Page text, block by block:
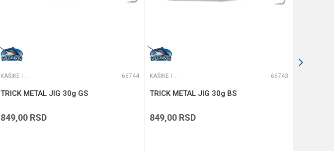
KAŠIKE I PILKERI 66744
TRICK METAL JIG 30g GS
849,00 RSD
KAŠIKE I PILKERI 66743
TRICK METAL JIG 30g BS
849,00 RSD